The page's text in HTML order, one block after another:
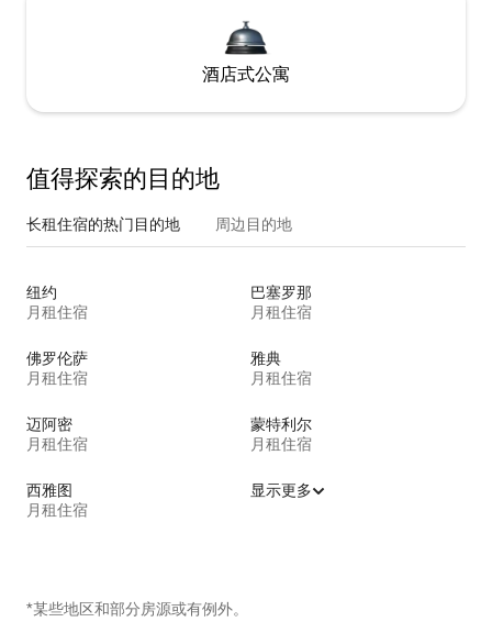
酒店式公寓
值得探索的目的地
长租住宿的热门目的地 周边目的地
纽约
月租住宿
巴塞罗那
月租住宿
佛罗伦萨
月租住宿
雅典
月租住宿
迈阿密
月租住宿
蒙特利尔
月租住宿
西雅图
月租住宿
显示更多
*某些地区和部分房源或有例外。